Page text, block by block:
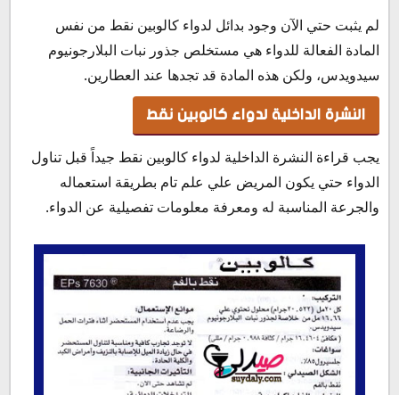
لم يثبت حتي الآن وجود بدائل لدواء كالوبين نقط من نفس
المادة الفعالة للدواء هي مستخلص جذور نبات البلارجونيوم
سيدويدس، ولكن هذه المادة قد تجدها عند العطارين.
النشرة الداخلية لدواء كالوبين نقط
يجب قراءة النشرة الداخلية لدواء كالوبين نقط جيداً قبل تناول
الدواء حتي يكون المريض علي علم تام بطريقة استعماله
والجرعة المناسبة له ومعرفة معلومات تفصيلية عن الدواء.